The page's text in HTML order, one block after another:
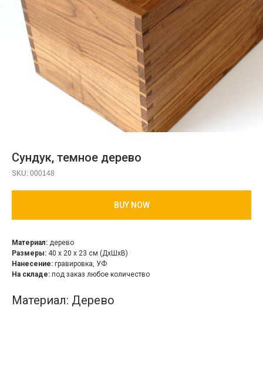
Сундук, темное дерево
SKU: 000148
BUY NOW
Материал: дерево
Размеры: 40 х 20 х 23 см (ДхШхВ)
Нанесение: гравировка, УФ
На складе: под заказ любое количество
Материал: Дерево